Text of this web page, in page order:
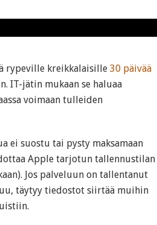
rypeville kreikkalaisille 30 päivää
IT-jätin mukaan se haluaa
voimaan tulleiden
ei suostu tai pysty maksamaan
Apple tarjotun tallennustilan
Jos palveluun on tallentanut
täytyy tiedostot siirtää muihin